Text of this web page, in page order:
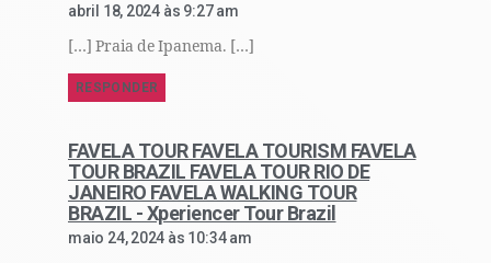
abril 18, 2024 às 9:27 am
[…] Praia de Ipanema. […]
RESPONDER
FAVELA TOUR FAVELA TOURISM FAVELA
TOUR BRAZIL FAVELA TOUR RIO DE
JANEIRO FAVELA WALKING TOUR
BRAZIL - Xperiencer Tour Brazil
maio 24, 2024 às 10:34 am